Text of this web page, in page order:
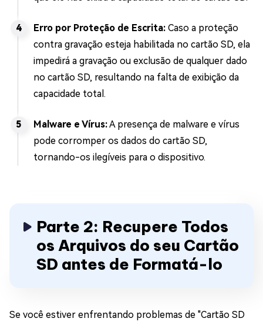
Erro por Proteção de Escrita: Caso a proteção
contra gravação esteja habilitada no cartão SD, ela
impedirá a gravação ou exclusão de qualquer dado
no cartão SD, resultando na falta de exibição da
capacidade total.
Malware e Vírus:A presença de malware e vírus
pode corromper os dados do cartão SD,
tornando-os ilegíveis para o dispositivo.
Parte 2: Recupere Todos
os Arquivos do seu Cartão
SD antes de Formatá-lo
Se você estiver enfrentando problemas de "Cartão SD